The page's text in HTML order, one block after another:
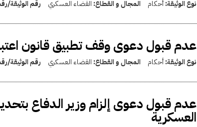
نوع الوثيقة:أحكام المجال و القطاع: القضاء العسكري رقم الوثيقة/
عدم قبول دعوى وقف تطبيق قانون
نوع الوثيقة:أحكام المجال و القطاع: القضاء العسكري رقم الوثيقة/
عدم قبول دعوى إلزام وزير الدفاع
العسكرية